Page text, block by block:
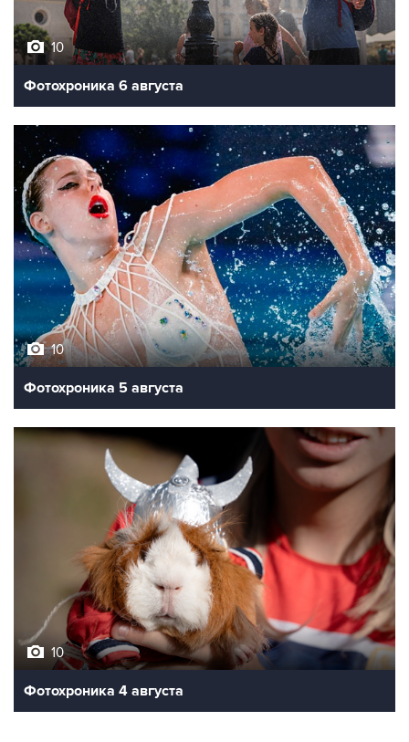
10
Фотохроника 6 августа
10
Фотохроника 5 августа
10
Фотохроника 4 августа